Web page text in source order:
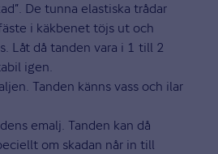
De tunna elastiska trådar
i käkbenet töjs ut och
Låt då tanden vara i 1 till 2
igen.
Tanden känns vass och ilar
emalj. Tanden kan då
om skadan når in till